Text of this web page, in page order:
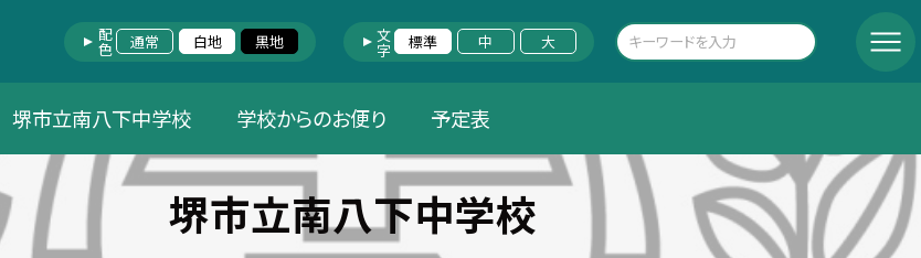
配色 通常 白地 黒地 文字 標準 中 大
堺市立南八下中学校 学校からのお便り 予定表
堺市立南八下中学校